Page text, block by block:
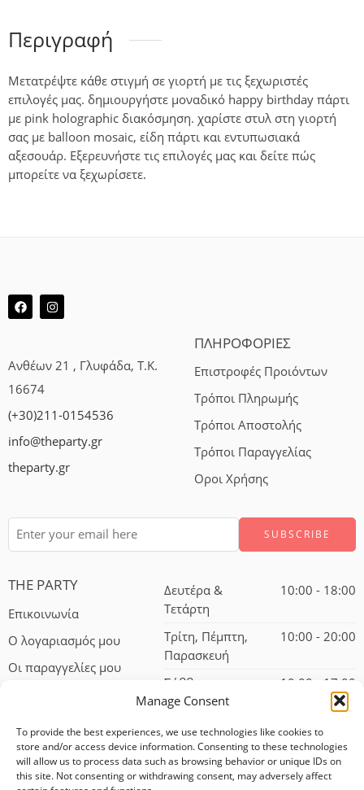
Manage Consent
To provide the best experiences, we use technologies like cookies to
store and/or access device information. Consenting to these technologies
will allow us to process data such as browsing behavior or unique IDs on
this site. Not consenting or withdrawing consent, may adversely affect
Περιγραφή
Μετατρέψτε κάθε στιγμή σε γιορτή με τις ξεχωριστές
επιλογές μας. δημιουργήστε μοναδικό happy birthday πάρτι
με pink holographic διακόσμηση. χαρίστε στυλ στη γιορτή
σας με balloon mosaic, είδη πάρτι και εντυπωσιακά
αξεσουάρ. Εξερευνήστε τις επιλογές μας και δείτε πώς
μπορείτε να ξεχωρίσετε.
Ανθέων 21 , Γλυφάδα, Τ.Κ.
16674
(+30)211-0154536
info@theparty.gr
theparty.gr
ΠΛΗΡΟΦΟΡΙΕΣ
Επιστροφές Προιόντων
Τρόποι Πληρωμής
Τρόποι Αποστολής
Τρόποι Παραγγελίας
Οροι Χρήσης
THE PARTY
Επικοινωνία
Ο λογαριασμός μου
Οι παραγγελίες μου
Δευτέρα &
Τετάρτη
10:00 - 18:00
Τρίτη, Πέμπτη,
Παρασκευή
10:00 - 20:00
Σάββατο 10:00 - 17:00